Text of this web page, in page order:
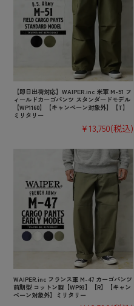
【即日出荷対応】WAIPER.inc 米軍 M-51 フ
ィールドカーゴパンツ スタンダードモデル
【WP1160】【キャンペーン対象外】【T】
ミリタリー
¥13,750(税込)
WAIPER.inc フランス軍 M-47 カーゴパンツ
前期型 コットン製【WP93】【R】【キャン
ペーン対象外】ミリタリー